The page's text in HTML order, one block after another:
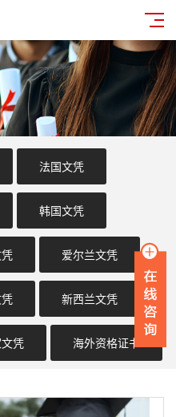
法国文凭
韩国文凭
爱尔兰文凭
新西兰文凭
凭 海外资格证书